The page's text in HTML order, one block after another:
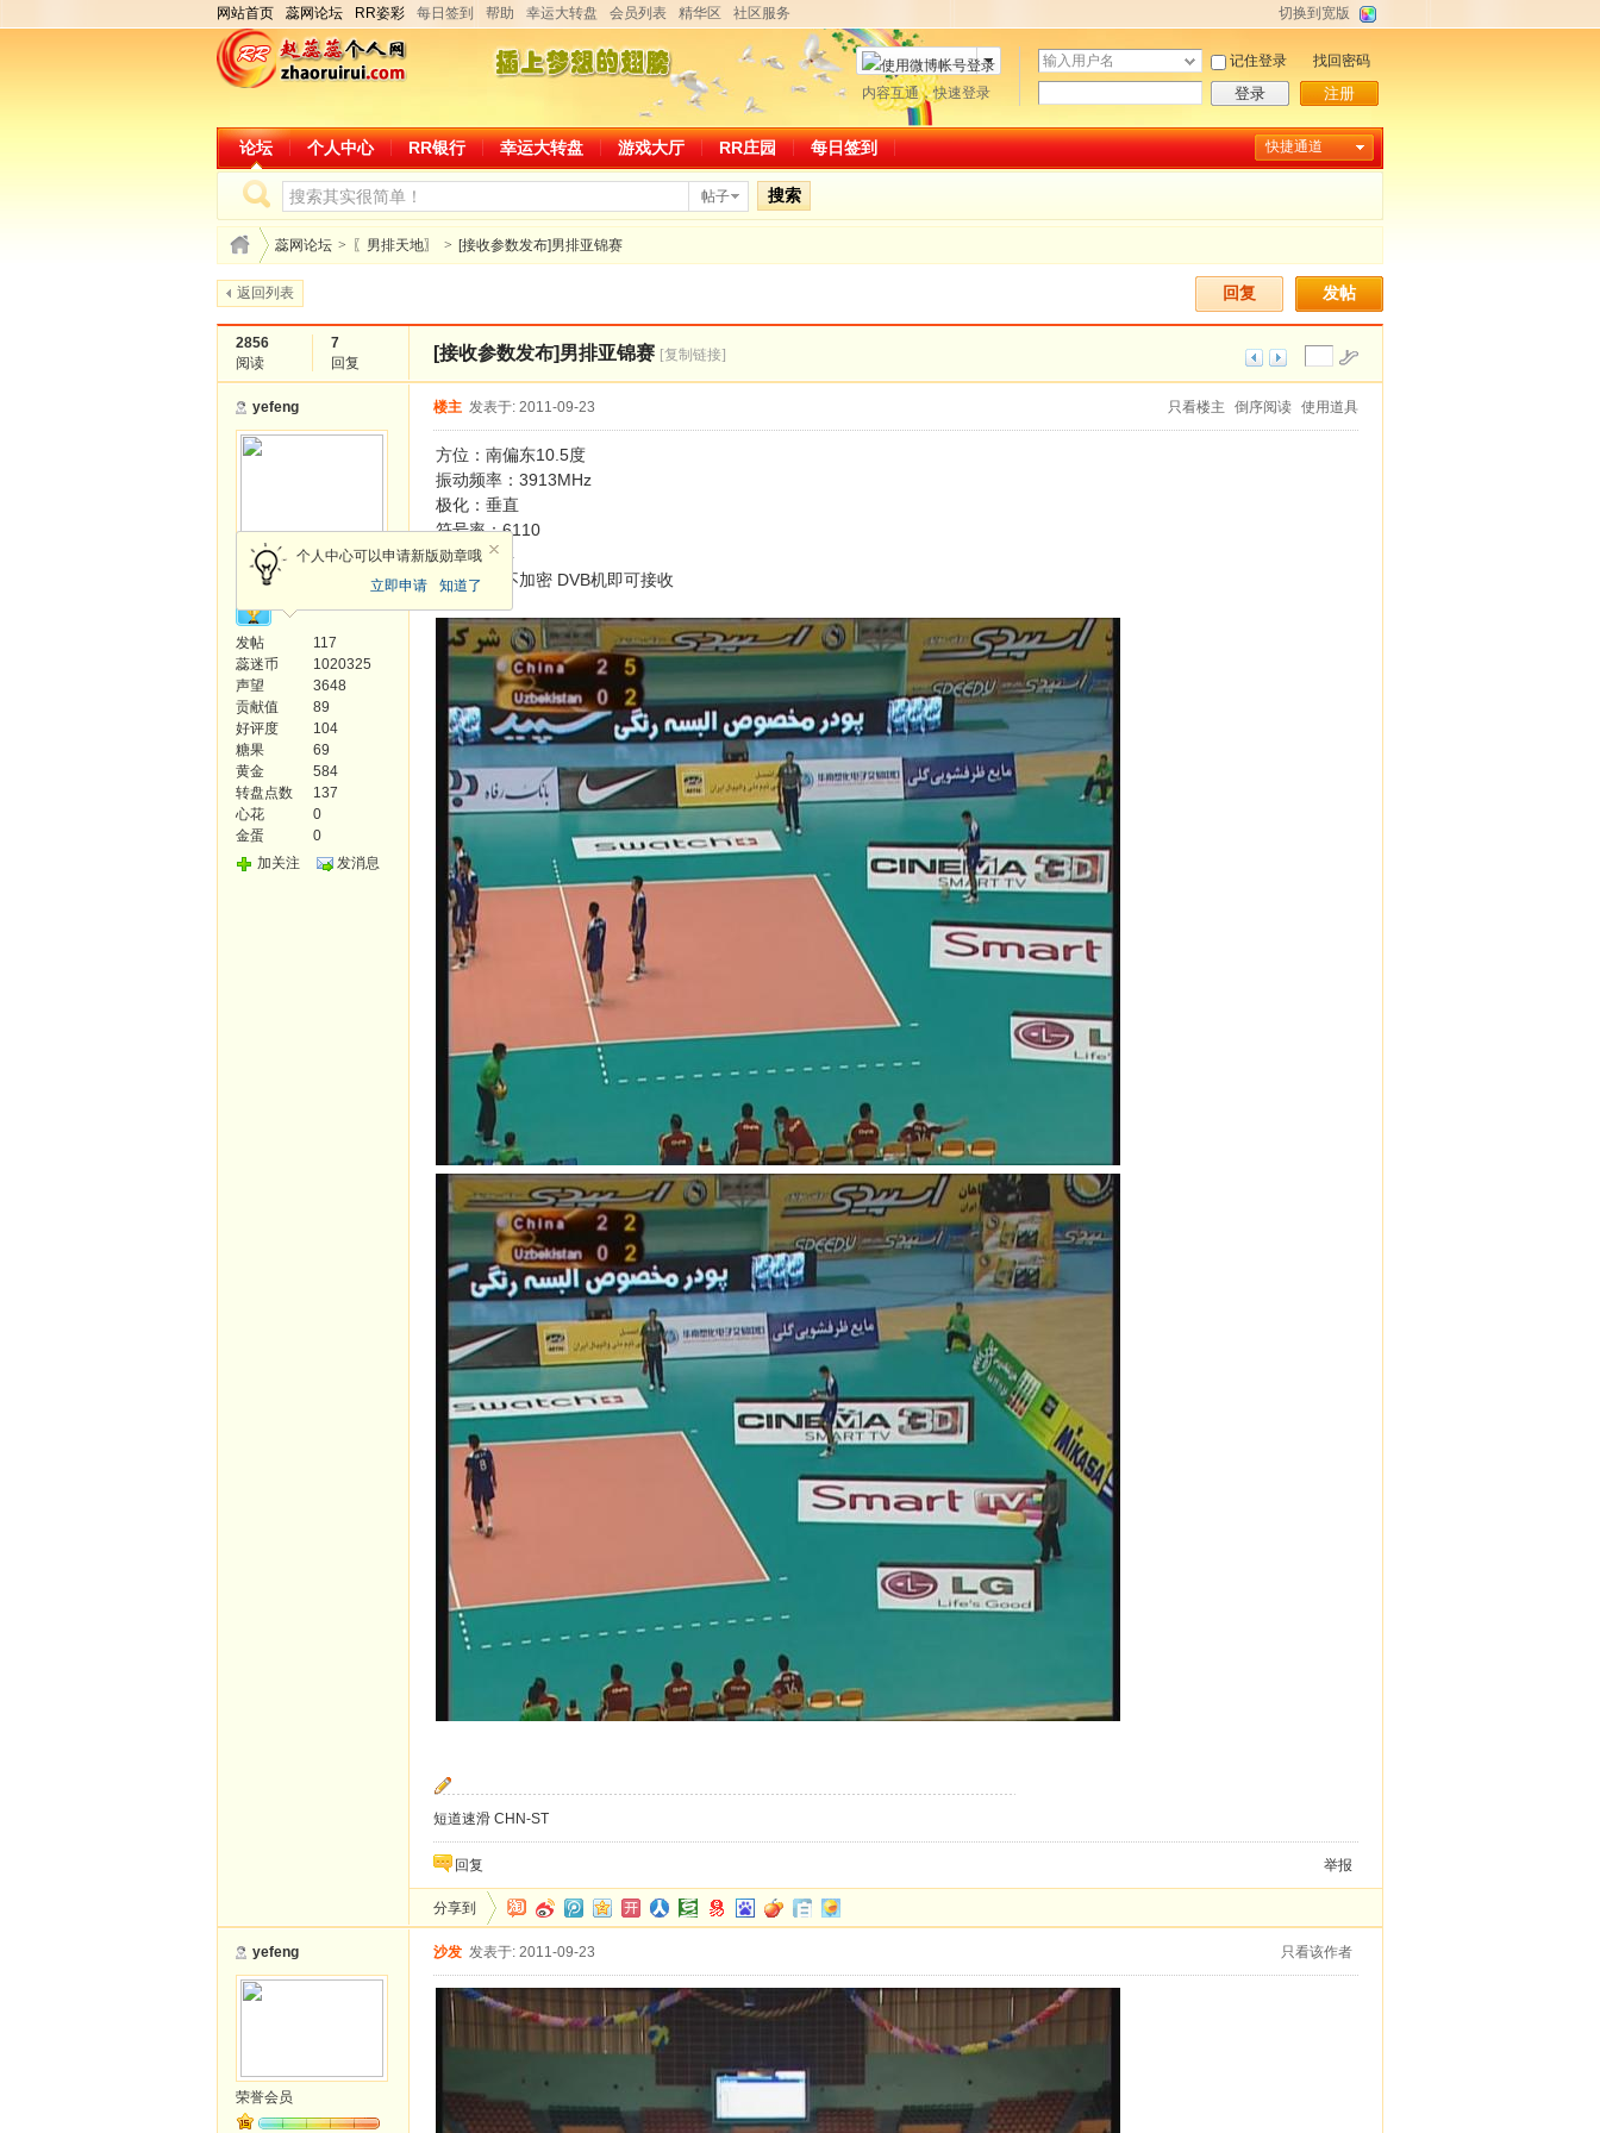
切换到宽版
网站首页 蕊网论坛 RR姿彩 每日签到 帮助 幸运大转盘 会员列表 精华区 社区服务
用
户
名
码
记住登录
登录
找回密码
注册
微博帐号登录
内容互通，快速登录
快捷通道
论坛 个人中心 RR银行 幸运大转盘 游戏大厅 RR庄园 每日签到
帖子 搜索
蕊网论坛 > 〖男排天地〗 > [接收参数发布]男排亚锦赛
发帖
回复
返回列表
2856
阅读
7
回复
[接收参数发布]男排亚锦赛 [复制链接]
yefeng
荣誉会员
个人中心可以申请新版勋章哦
立即申请
知道了
发帖
117
蕊迷币
1020325
声望
3648
贡献值
89
好评度
104
糖果
69
黄金
584
转盘点数
137
心花
0
金蛋
0
加关注
发消息
只看楼主 倒序阅读 使用道具
楼主 发表于: 2011-09-23
方位：南偏东10.5度
振动频率：3913MHz
极化：垂直
符号率：6110
纠错：3./4
信号开锁不加密 DVB机即可接收
短道速滑 CHN-ST
回复 举报
分享到
yefeng
荣誉会员
只看该作者
沙发 发表于: 2011-09-23